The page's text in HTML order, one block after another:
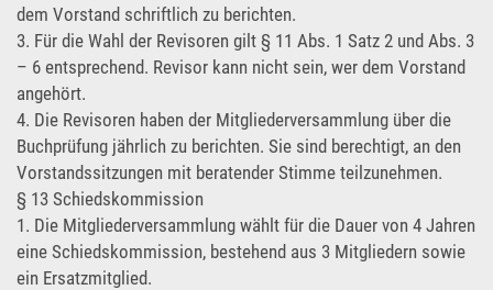
dem Vorstand schriftlich zu berichten.
3. Für die Wahl der Revisoren gilt § 11 Abs. 1 Satz 2 und Abs. 3
– 6 entsprechend. Revisor kann nicht sein, wer dem Vorstand
angehört.
4. Die Revisoren haben der Mitgliederversammlung über die
Buchprüfung jährlich zu berichten. Sie sind berechtigt, an den
Vorstandssitzungen mit beratender Stimme teilzunehmen.
§ 13 Schiedskommission
1. Die Mitgliederversammlung wählt für die Dauer von 4 Jahren
eine Schiedskommission, bestehend aus 3 Mitgliedern sowie
ein Ersatzmitglied.